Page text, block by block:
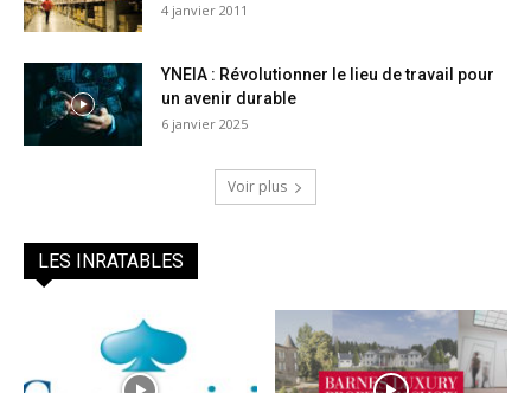
4 janvier 2011
YNEIA : Révolutionner le lieu de travail pour
un avenir durable
6 janvier 2025
Voir plus
LES INRATABLES